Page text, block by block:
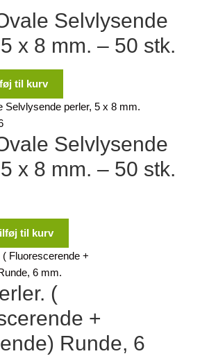
Selvlysende
x 8 mm. – 50 stk.
til kurv
Selvlysende
x 8 mm. – 50 stk.
til kurv
(
+
Runde, 6